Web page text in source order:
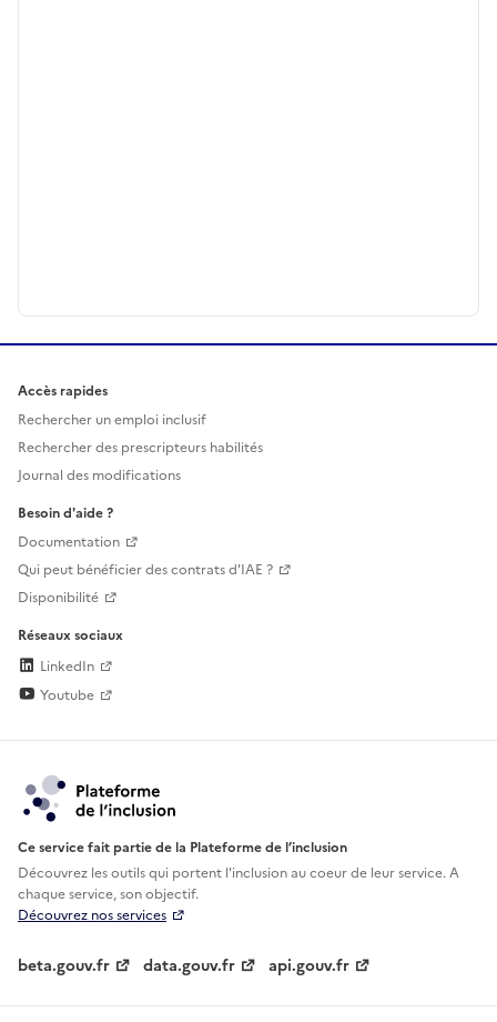
Accès rapides
Rechercher un emploi inclusif
Rechercher des prescripteurs habilités
Journal des modifications
Besoin d'aide ?
Documentation
Qui peut bénéficier des contrats d'IAE ?
Disponibilité
Réseaux sociaux
LinkedIn
Youtube
Ce service fait partie de la Plateforme de l’inclusion
Découvrez les outils qui portent l'inclusion aucoeur de leur service. A
chaque service, son objectif.
Découvrez nos services
beta.gouv.fr data.gouv.fr api.gouv.fr